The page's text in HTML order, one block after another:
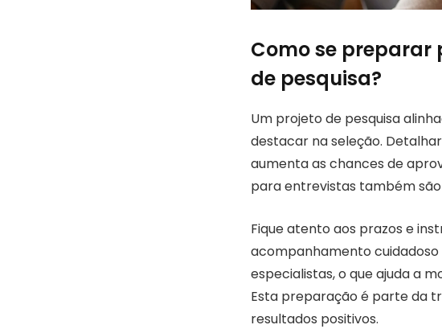
Como se preparar
de pesquisa?
Um projeto de pesquisa
destacar na seleção.
aumenta as chances de
para entrevistas também
Fique atento aos prazos e
acompanhamento
especialistas, o que ajuda a
Esta preparação é parte da
resultados positivos.